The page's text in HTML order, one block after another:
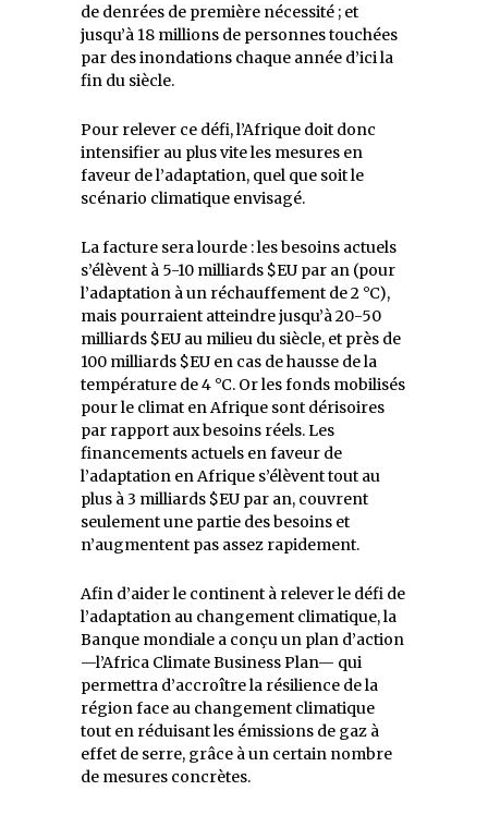
de denrées de première nécessité ; et
jusqu’à 18 millions de personnes touchées
par des inondations chaque année d’ici la
fin du siècle.
Pour relever ce défi, l’Afrique doit donc
intensifier au plus vite les mesures en
faveur de l’adaptation, quel que soit le
scénario climatique envisagé.
La facture sera lourde : les besoins actuels
s’élèvent à 5-10 milliards $EU par an (pour
l’adaptation à un réchauffement de 2 °C),
mais pourraient atteindre jusqu’à 20-50
milliards $EU au milieu du siècle, et près de
100 milliards $EU en cas de hausse de la
température de 4 °C. Or les fonds mobilisés
pour le climat en Afrique sont dérisoires
par rapport aux besoins réels. Les
financements actuels en faveur de
l’adaptation en Afrique s’élèvent tout au
plus à 3 milliards $EU par an, couvrent
seulement une partie des besoins et
n’augmentent pas assez rapidement.
Afin d’aider le continent à relever le défi de
l’adaptation au changement climatique, la
Banque mondiale a conçu un plan d’action
—l’Africa Climate Business Plan— qui
permettra d’accroître la résilience de la
région face au changement climatique
tout en réduisant les émissions de gaz à
effet de serre, grâce à un certain nombre
de mesures concrètes.